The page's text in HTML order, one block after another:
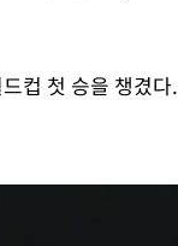
컵 첫 승을 챙겼다.